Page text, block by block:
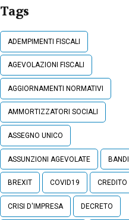
Tags
ADEMPIMENTI FISCALI
AGEVOLAZIONI FISCALI
AGGIORNAMENTI NORMATIVI
AMMORTIZZATORI SOCIALI
ASSEGNO UNICO
ASSUNZIONI AGEVOLATE BANDI
BREXIT COVID19 CREDITO
CRISI D'IMPRESA DECRETO